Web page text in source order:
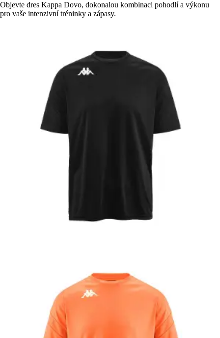
Objevte dres Kappa Dovo, dokonalou kombinaci pohodlí a výkonu
pro vaše intenzivní tréninky a zápasy.